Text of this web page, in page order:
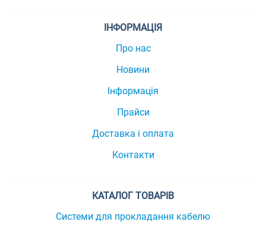
ІНФОРМАЦІЯ
Про нас
Новини
Інформація
Прайси
Доставка і оплата
Контакти
КАТАЛОГ ТОВАРІВ
Системи для прокладання кабелю